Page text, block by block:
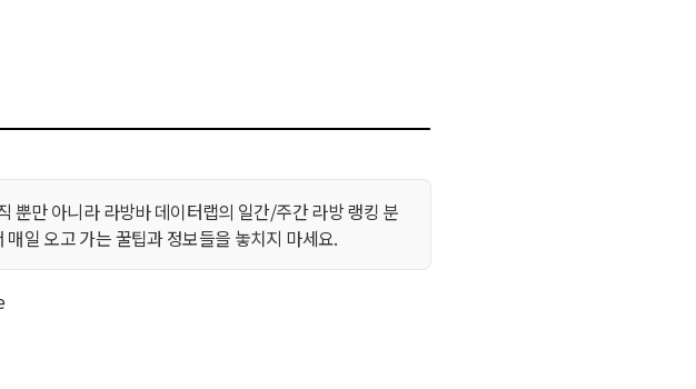
뿐만 아니라 라방바 데이터랩의 일간/주간 라방 랭킹 분
일 오고 가는 꿀팁과 정보들을 놓치지 마세요.